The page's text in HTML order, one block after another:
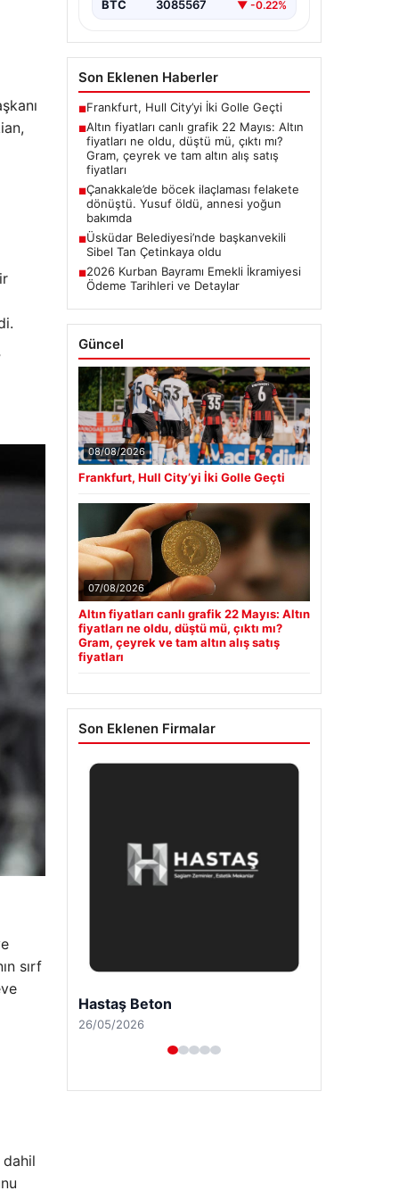
sırf
BTC 3085567 ▼ -0.22%
Son Eklenen Haberler
■Frankfurt, Hull City’yi İki Golle Geçti
■Altın fiyatları canlı grafik 22 Mayıs: Altın
fiyatları ne oldu, düştü mü, çıktı mı?
Gram, çeyrek ve tam altın alış satış
fiyatları
■Çanakkale’de böcek ilaçlaması felakete
dönüştü. Yusuf öldü, annesi yoğun
bakımda
■Üsküdar Belediyesi’nde başkanvekili
Sibel Tan Çetinkaya oldu
■2026 Kurban Bayramı Emekli İkramiyesi
Ödeme Tarihleri ve Detaylar
Güncel
08/08/2026
Frankfurt, Hull City’yi İki Golle Geçti
07/08/2026
Altın fiyatları canlı grafik 22 Mayıs: Altın
fiyatları ne oldu, düştü mü, çıktı mı?
Gram, çeyrek ve tam altın alış satış
fiyatları
Son Eklenen Firmalar
Enes Kaplan Avukatlık Bürosu
28/04/2026